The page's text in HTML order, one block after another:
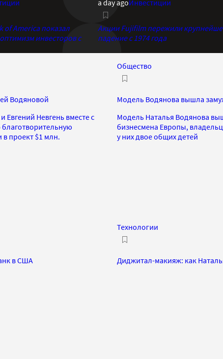
of America показал
инвесторов с
a day agoИнвестиции
Акции Fujifilm пережили
падение с 1974 года
Водяновой
Евгений Невгень вместе c
проект $1 млн.
Общество
Модель Водянова вышла
Модель Наталья Водянова
бизнесмена Европы,
у них двое общих детей
в США
Технологии
Диджитал-макияж: как